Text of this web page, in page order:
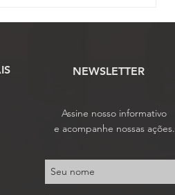
NEWSLETTER
Assine nosso informativo
e acompanhe nossas ações.